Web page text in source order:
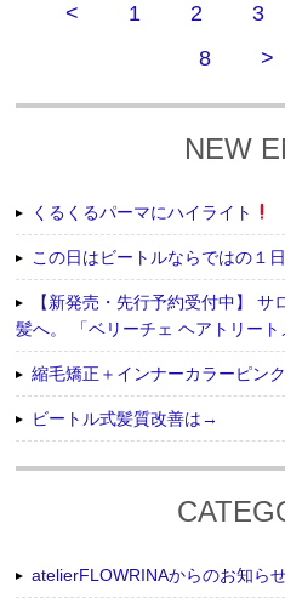
< 1 2 3
8
>
NEW
くるくるパーマにハイライト
この日はビートルならではの１
【新発売・先行予約受付中】
髪へ。 「ベリーチェ ヘアトリート
縮毛矯正＋インナーカラーピンク
ビートル式髪質改善は→
atelierFLOWRINAからのお知ら